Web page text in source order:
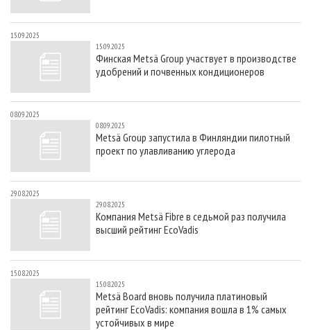
15.09.2025
15.09.2025
Финская Metsä Group участвует в производстве
удобрений и почвенных кондиционеров
08.09.2025
08.09.2025
Metsä Group запустила в Финляндии пилотный
проект по улавливанию углерода
29.08.2025
29.08.2025
Компания Metsä Fibre в седьмой раз получила
высший рейтинг EcoVadis
15.08.2025
15.08.2025
Metsä Board вновь получила платиновый
рейтинг EcoVadis: компания вошла в 1% самых
устойчивых в мире